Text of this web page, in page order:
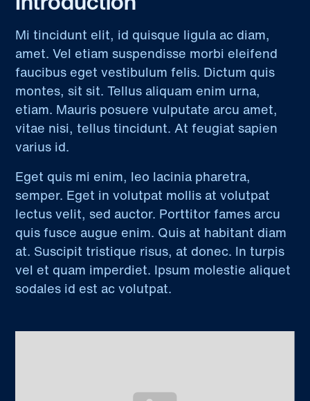
Mi tincidunt elit, id quisque ligula ac diam,
amet. Vel etiam suspendisse morbi eleifend
faucibus eget vestibulum felis. Dictum quis
montes, sit sit. Tellus aliquam enim urna,
etiam. Mauris posuere vulputate arcu amet,
vitae nisi, tellus tincidunt. At feugiat sapien
varius id.
Eget quis mi enim, leo lacinia pharetra,
semper. Eget in volutpat mollis at volutpat
lectus velit, sed auctor. Porttitor fames arcu
quis fusce augue enim. Quis at habitant diam
at. Suscipit tristique risus, at donec. In turpis
vel et quam imperdiet. Ipsum molestie aliquet
sodales id est ac volutpat.